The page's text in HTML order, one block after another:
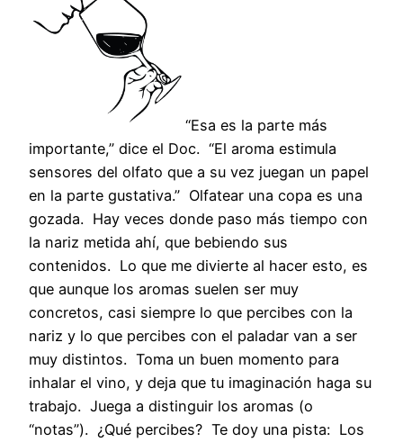
“Esa es la parte más
importante,” dice el Doc. “El aroma estimula
sensores del olfato que a su vez juegan un papel
en la parte gustativa.” Olfatear una copa es una
gozada. Hay veces donde paso más tiempo con
la nariz metida ahí, que bebiendo sus
contenidos. Lo que me divierte al hacer esto, es
que aunque los aromas suelen ser muy
concretos, casi siempre lo que percibes con la
nariz y lo que percibes con el paladar van a ser
muy distintos. Toma un buen momento para
inhalar el vino, y deja que tu imaginación haga su
trabajo. Juega a distinguir los aromas (o
“notas”). ¿Qué percibes? Te doy una pista: Los